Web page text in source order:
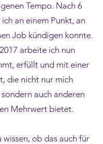
Tempo. Nach 6
an einem Punkt, an
Job kündigen konnte.
arbeite ich nun
erfüllt und mit einer
die nicht nur mich
auch anderen
Mehrwert bietet.
ob das auch für